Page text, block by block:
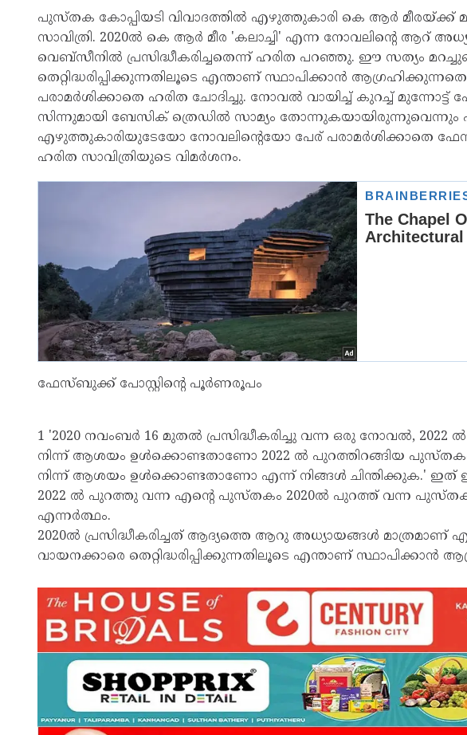
പുസ്തക കോപ്പിയടി വിവാദത്തില്‍ എഴുത്തുകാരി കെ ആര്‍ മീരയ്ക്ക്
സാവിത്രി. 2020ല്‍ കെ ആര്‍ മീര 'കലാച്ചി' എന്ന നോവലിന്റെ ആറ്
വെബ്സീനില്‍ പ്രസിദ്ധീകരിച്ചതെന്ന് ഹരിത പറഞ്ഞു. ഈ സത്യം
തെറ്റിദ്ധരിപ്പിക്കുന്നതിലൂടെ എന്താണ് സ്ഥാപിക്കാന്‍
പരാമര്‍ശിക്കാതെ ഹരിത ചോദിച്ചു. നോവല്‍ വായിച്ച് കുറച്ച്
സിന്നുമായി ബേസിക് ത്രെഡില്‍ സാമ്യം
എഴുത്തുകാരിയുടേയോ നോവലിന്റെയോ പേര് പരാമര്‍ശിക്കാതെ
ഹരിത സാവിത്രിയുടെ വിമര്‍ശനം.
ഫേസ്ബുക്ക് പോസ്റ്റിന്റെ പൂര്‍ണരൂപം
1 '2020 നവംബര്‍ 16 മുതല്‍ പ്രസിദ്ധീകരിച്ചു വന്ന ഒരു നോവല്‍, 2022
നിന്ന് ആശയം ഉള്‍ക്കൊണ്ടതാണോ 2022 ല്‍ പുറത്തിറങ്ങിയ പുസ്തകം
നിന്ന് ആശയം ഉള്‍ക്കൊണ്ടതാണോ എന്ന് നിങ്ങള്‍ ചിന്തിക്കുക.'
2022 ല്‍ പുറത്തു വന്ന എന്റെ പുസ്തകം 2020ല്‍ പുറത്ത് വന്ന
എന്നര്‍ത്ഥം.
2020ല്‍ പ്രസിദ്ധീകരിച്ചത് ആദ്യത്തെ ആറു അധ്യായങ്ങള്‍ മാത്രമാണ്
വായനക്കാരെ തെറ്റിദ്ധരിപ്പിക്കുന്നതിലൂടെ എന്താണ് സ്ഥാപിക്കാന്‍